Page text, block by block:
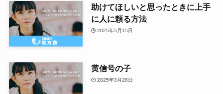
助けてほしいと思ったときに上手
に人に頼る方法
2025年5月15日
黄信号の子
2025年3月28日